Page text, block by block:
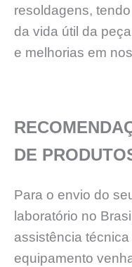
resoldagens,
da vida útil da
e melhorias em
DE
Para o envio do
laboratório no
assistência
equipamento